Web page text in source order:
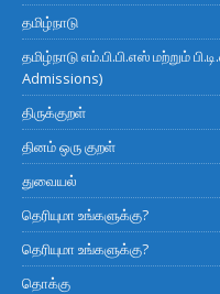
தமிழ்நாடு
தமிழ்நாடு எம்.பி.பி.எஸ் மற்றும்
Admissions)
திருக்குறள்
தினம் ஒரு குறள்
துவையல்
தெரியுமா உங்களுக்கு?
தெரியுமா உங்களுக்கு?
தொக்கு